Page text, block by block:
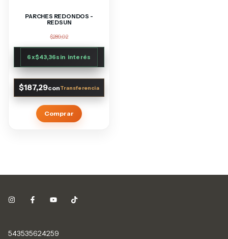
PARCHES REDONDOS -
REDSUN
$289,02
6x$43,36sin interés
$187,29con
Comprar
543535624259